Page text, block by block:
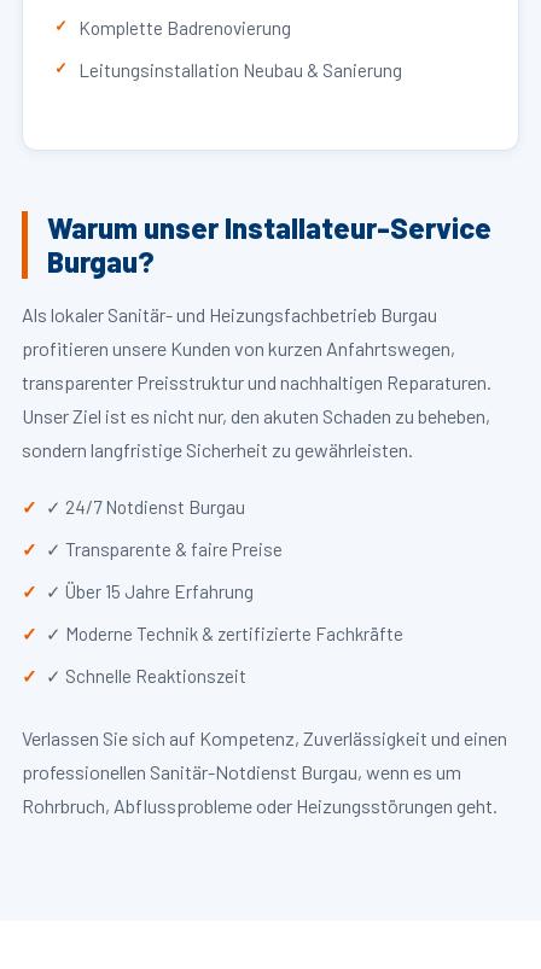
Komplette Badrenovierung
Leitungsinstallation Neubau & Sanierung
Warum unser Installateur-Service
Burgau?
Als lokaler Sanitär- und Heizungsfachbetrieb Burgau
profitieren unsere Kunden von kurzen Anfahrtswegen,
transparenter Preisstruktur und nachhaltigen Reparaturen.
Unser Ziel ist es nicht nur, den akuten Schaden zu beheben,
sondern langfristige Sicherheit zu gewährleisten.
✓ 24/7 Notdienst Burgau
✓ Transparente & faire Preise
✓ Über 15 Jahre Erfahrung
✓ Moderne Technik & zertifizierte Fachkräfte
✓ Schnelle Reaktionszeit
Verlassen Sie sich auf Kompetenz, Zuverlässigkeit und einen
professionellen Sanitär-Notdienst Burgau, wenn es um
Rohrbruch, Abflussprobleme oder Heizungsstörungen geht.